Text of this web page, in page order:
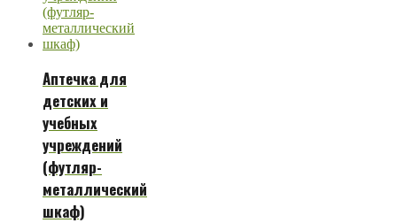
Аптечка для
детских и
учебных
учреждений
(футляр-
металлический
шкаф)